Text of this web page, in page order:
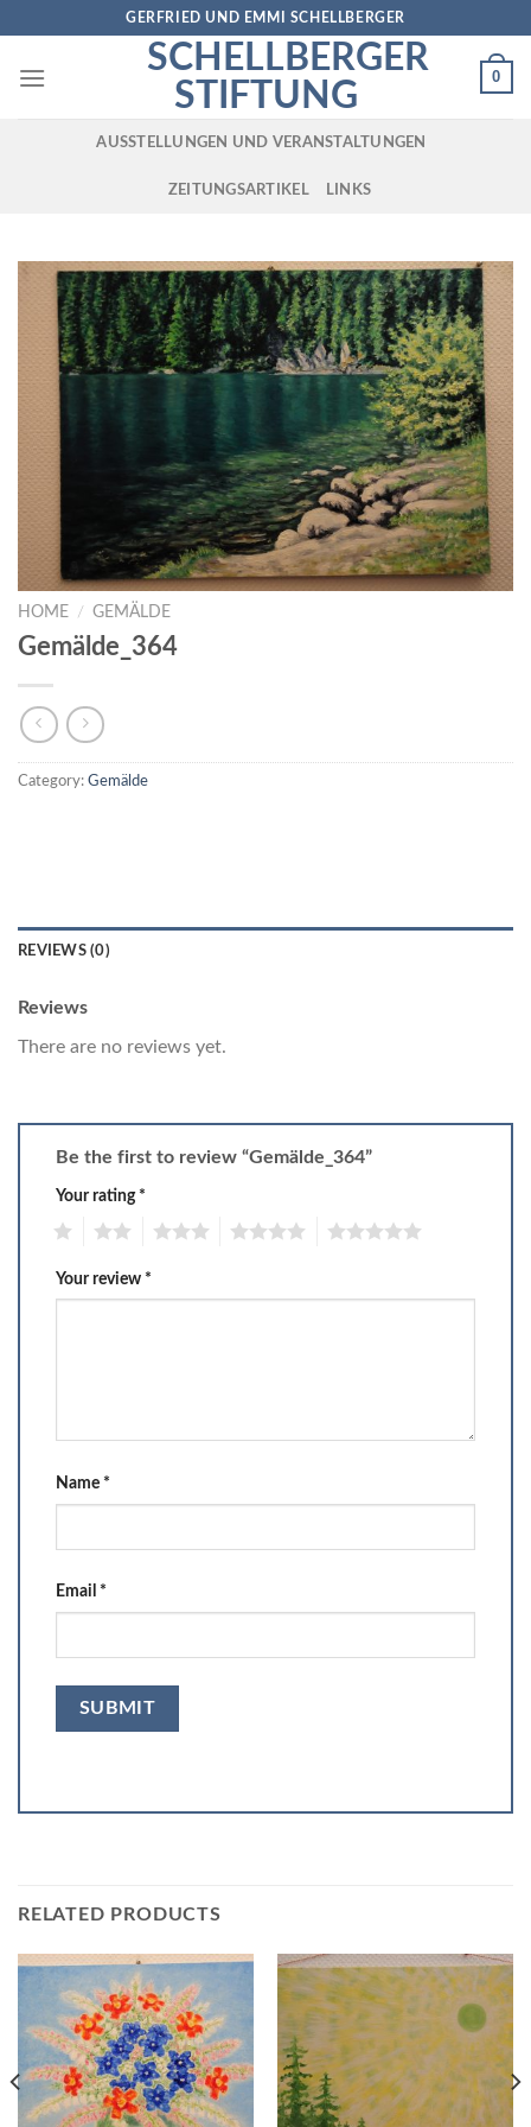
content
GERFRIED UND EMMI SCHELLBERGER
SCHELLBERGER
STIFTUNG
0
AUSSTELLUNGEN UND VERANSTALTUNGEN
ZEITUNGSARTIKEL LINKS
HOME / GEMÄLDE
Gemälde_364
Category: Gemälde
REVIEWS (0)
Reviews
There are no reviews yet.
Be the first to review “Gemälde_364”
Your rating *
Your review *
Name *
Email *
RELATED PRODUCTS